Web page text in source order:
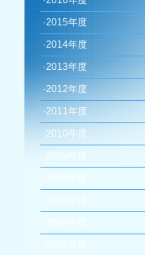
·2015年度
·2014年度
·2013年度
·2012年度
·2011年度
·2010年度
2009年度